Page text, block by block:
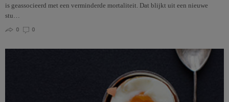
is geassocieerd met een verminderde mortaliteit. Dat blijkt uit een nieuwe
stu…
0
0